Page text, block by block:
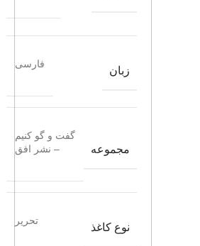
زبان
فارسی
مجموعه
گفت و گو کنیم
– نشر افق
نوع کاغذ
تحریر